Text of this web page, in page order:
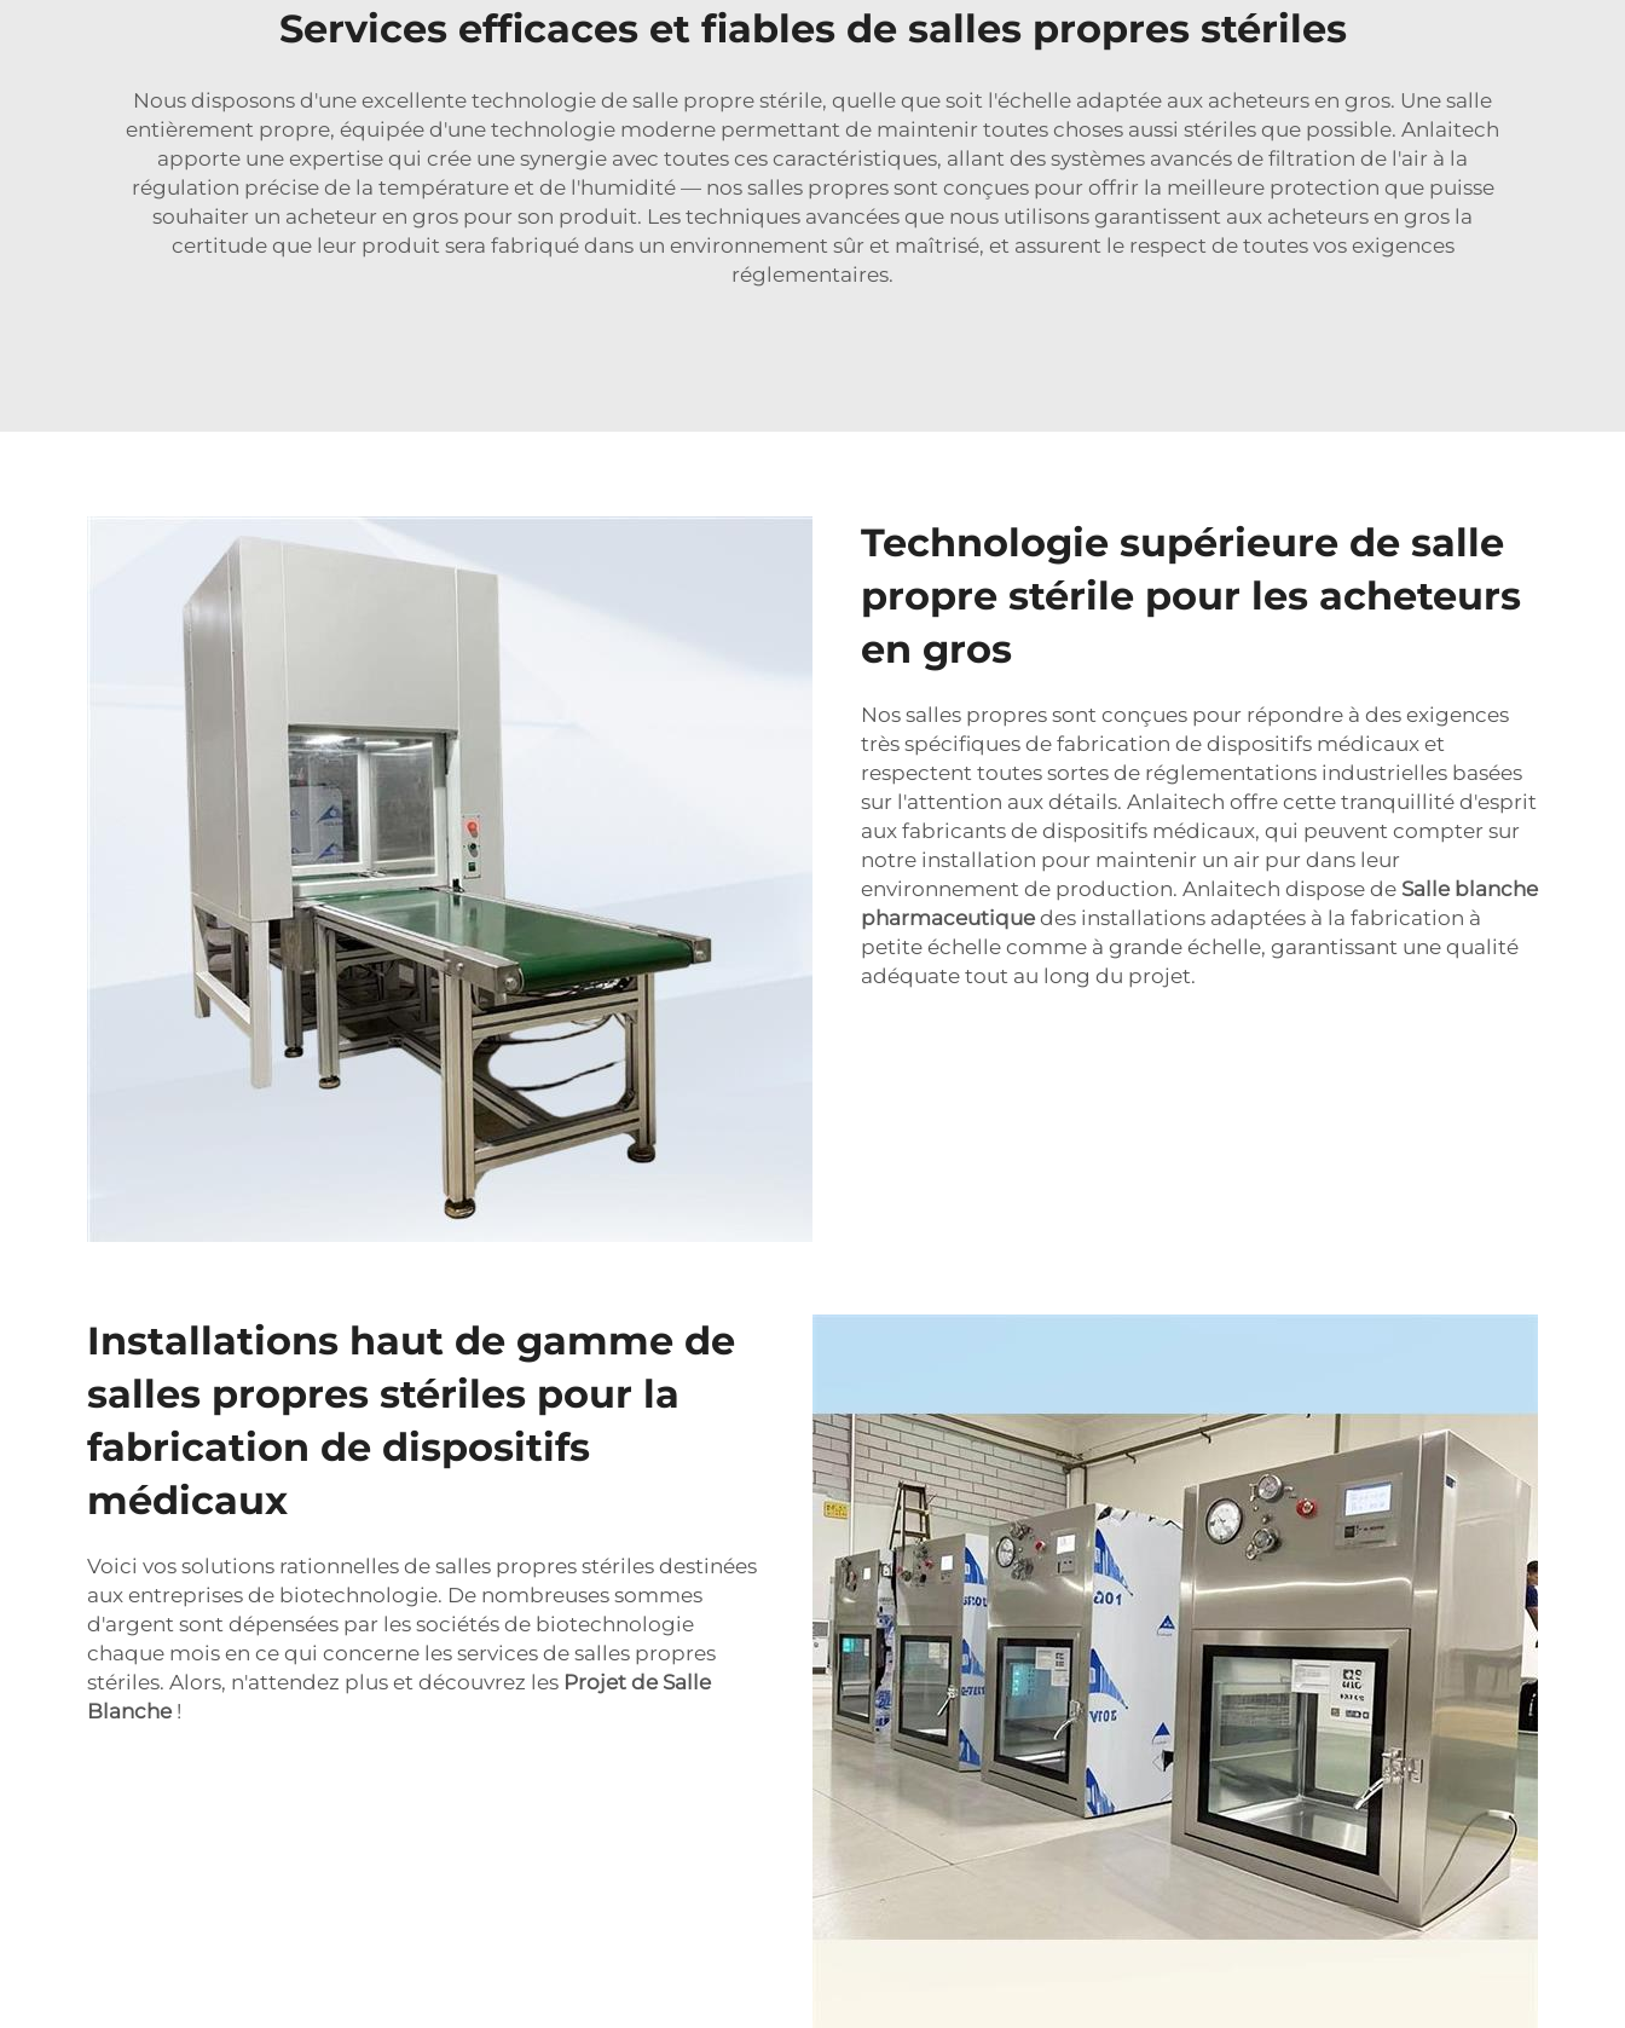
Services efficaces et fiables de salles propres stériles
Nous disposons d'une excellente technologie de salle propre stérile, quelle que soit l'échelle adaptée aux acheteurs en gros. Une salle
entièrement propre, équipée d'une technologie moderne permettant de maintenir toutes choses aussi stériles que possible. Anlaitech
apporte une expertise qui crée une synergie avec toutes ces caractéristiques, allant des systèmes avancés de filtration de l'air à la
régulation précise de la température et de l'humidité — nos salles propres sont conçues pour offrir la meilleure protection que puisse
souhaiter un acheteur en gros pour son produit. Les techniques avancées que nous utilisons garantissent aux acheteurs en gros la
certitude que leur produit sera fabriqué dans un environnement sûr et maîtrisé, et assurent le respect de toutes vos exigences
réglementaires.
Technologie supérieure de salle
propre stérile pour les acheteurs
en gros
Nos salles propres sont conçues pour répondre à des exigences
très spécifiques de fabrication de dispositifs médicaux et
respectent toutes sortes de réglementations industrielles basées
sur l'attention aux détails. Anlaitech offre cette tranquillité d'esprit
aux fabricants de dispositifs médicaux, qui peuvent compter sur
notre installation pour maintenir un air pur dans leur
environnement de production. Anlaitech dispose de Salle blanche
pharmaceutiquedes installations adaptées à la fabrication à
petite échelle comme à grande échelle, garantissant une qualité
adéquate tout au long du projet.
Installations haut de gamme de
salles propres stériles pour la
fabrication de dispositifs
médicaux
Voici vos solutions rationnelles de salles propres stériles destinées
aux entreprises de biotechnologie. De nombreuses sommes
d'argent sont dépensées par les sociétés de biotechnologie
chaque mois en ce qui concerne les services de salles propres
stériles. Alors, n'attendez plus et découvrez les Projet de Salle
Blanche !